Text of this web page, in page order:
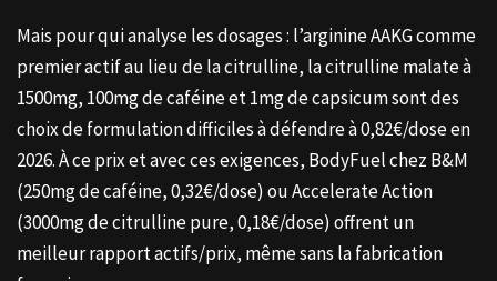
Mais pour qui analyse les dosages : l’arginine AAKG comme
premier actif au lieu de la citrulline, la citrulline malate à
1500mg, 100mg de caféine et 1mg de capsicum sont des
choix de formulation difficiles à défendre à 0,82€/dose en
2026. À ce prix et avec ces exigences, BodyFuel chez B&M
(250mg de caféine, 0,32€/dose) ou Accelerate Action
(3000mg de citrulline pure, 0,18€/dose) offrent un
meilleur rapport actifs/prix, même sans la fabrication